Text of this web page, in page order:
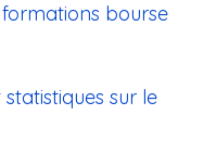
bourse
sur le